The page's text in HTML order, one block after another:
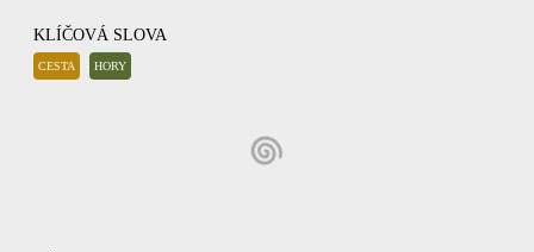
KLÍČOVÁ SLOVA
CESTA HORY